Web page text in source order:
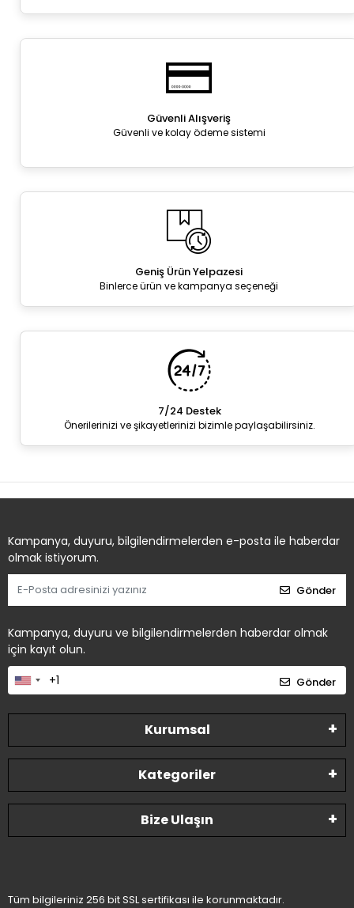
Güvenli Alışveriş
Güvenli ve kolay ödeme sistemi
Geniş Ürün Yelpazesi
Binlerce ürün ve kampanya seçeneği
7/24 Destek
Önerilerinizi ve şikayetlerinizi bizimle paylaşabilirsiniz.
Kampanya, duyuru, bilgilendirmelerden e-posta ile haberdar
olmak istiyorum.
Gönder
Kampanya, duyuru ve bilgilendirmelerden haberdar olmak
için kayıt olun.
Gönder
Kurumsal
Kategoriler
Bize Ulaşın
Tüm bilgileriniz 256 bit SSL sertifikası ile korunmaktadır.